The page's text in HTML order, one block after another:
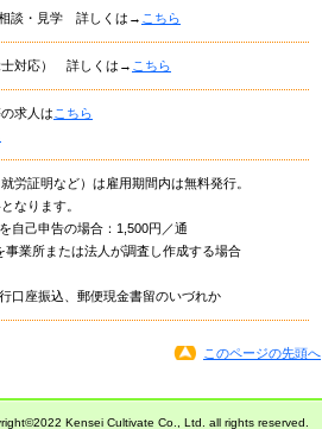
相談・見学 詳しくは→ こちら
士対応） 詳しくは→ こちら
求人は こちら
労証明など）は雇用期間内は無料発行。
なります。
己申告の場合：1,500円／通
業所または法人が調査し作成する場合
座振込、郵便現金書留のいづれか
このページの先頭へ
Kensei Cultivate Co., Ltd. all rights reserved.